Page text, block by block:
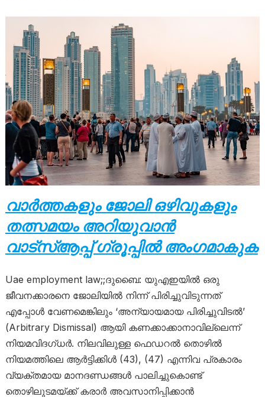
വാർത്തകളും ജോലി ഒഴിവുകളും
തത്സമയം അറിയുവാൻ
വാട്സ്ആപ്പ് ഗ്രൂപ്പിൽ അംഗമാകുക
Uae employment law;;ദുബൈ: യുഎഇയിൽ ഒരു
ജീവനക്കാരനെ ജോലിയിൽ നിന്ന് പിരിച്ചുവിടുന്നത്
എപ്പോൾ വേണമെങ്കിലും ‘അന്യായമായ പിരിച്ചുവിടൽ’
(Arbitrary Dismissal) ആയി കണക്കാക്കാനാവില്ലെന്ന്
നിയമവിദഗ്ധർ. നിലവിലുള്ള ഫെഡറൽ തൊഴിൽ
നിയമത്തിലെ ആർട്ടിക്കിൾ (43), (47) എന്നിവ പ്രകാരം
വ്യക്തമായ മാനദണ്ഡങ്ങൾ പാലിച്ചുകൊണ്ട്
തൊഴിലുടമയ്ക്ക് കരാർ അവസാനിപ്പിക്കാൻ